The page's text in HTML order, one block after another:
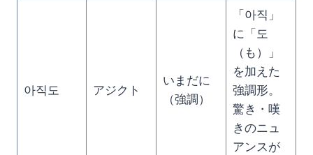
아직도 アジクト
いまだに
（強調）
「아직」
に「도
（も）」
を加えた
強調形。
驚き・嘆
きのニュ
アンスが